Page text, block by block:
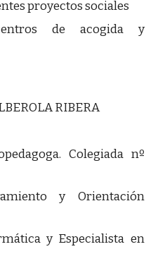
proyectos sociales
de acogida y
RIBERA
Colegiada nº
y Orientación
y Especialista en